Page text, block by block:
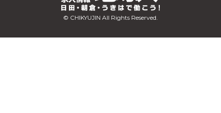
© CHIKYUJIN All Rights Reserved.